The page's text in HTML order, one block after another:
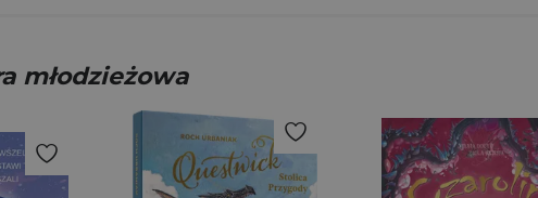
młodzieżowa